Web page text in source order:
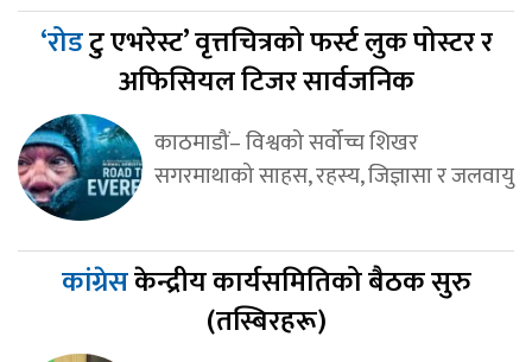
‘रोडटु एभरेस्ट’ वृत्तचित्रको फर्स्ट लुक पोस्टर र
अफिसियल टिजर सार्वजनिक
काठमाडौं– विश्वको सर्वोच्च शिखर
सगरमाथाको साहस, रहस्य, जिज्ञासा र जलवायु
कांग्रेसकेन्द्रीय कार्यसमितिको बैठक सुरु
(तस्बिरहरू)